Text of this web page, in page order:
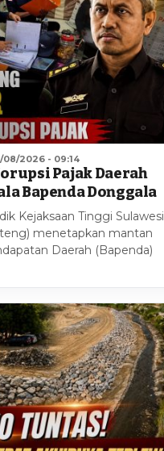
08/2026 - 09:14
Pajak Daerah
Bapenda Donggala
Kejaksaan Tinggi Sulawesi
menetapkan mantan
Daerah (Bapenda)